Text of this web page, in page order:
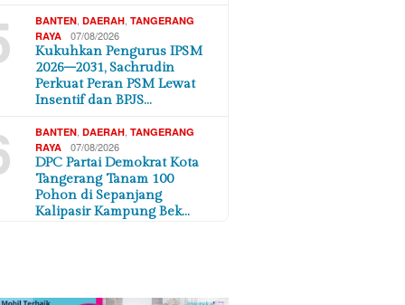
BANTEN,DAERAH,TANGERANG
RAYA
07/08/2026
Kukuhkan Pengurus IPSM
2026–2031, Sachrudin
Perkuat Peran PSM Lewat
Insentif dan BPJS…
BANTEN,DAERAH,TANGERANG
RAYA
07/08/2026
DPC Partai Demokrat Kota
Tangerang Tanam 100
Pohon di Sepanjang
Kalipasir Kampung Bek…